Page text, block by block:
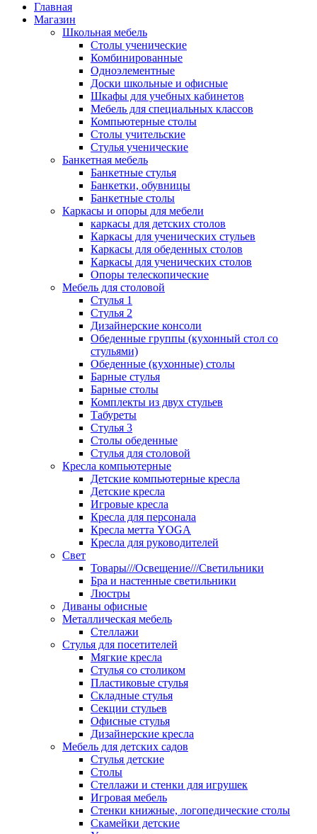
Главная
Магазин
Школьная мебель
Столы ученические
Комбинированные
Одноэлементные
Доски школьные и офисные
Шкафы для учебных кабинетов
Мебель для специальных классов
Компьютерные столы
Столы учительские
Стулья ученические
Банкетная мебель
Банкетные стулья
Банкетки, обувницы
Банкетные столы
Каркасы и опоры для мебели
каркасы для детских столов
Каркасы для ученических стульев
Каркасы для обеденных столов
Каркасы для ученических столов
Опоры телескопические
Мебель для столовой
Стулья 1
Стулья 2
Дизайнерские консоли
Обеденные группы (кухонный стол со
стульями)
Обеденные (кухонные) столы
Барные стулья
Барные столы
Комплекты из двух стульев
Табуреты
Стулья 3
Столы обеденные
Стулья для столовой
Кресла компьютерные
Детские компьютерные кресла
Детские кресла
Игровые кресла
Кресла для персонала
Кресла метта YOGA
Кресла для руководителей
Свет
Товары///Освещение///Светильники
Бра и настенные светильники
Люстры
Диваны офисные
Металлическая мебель
Стеллажи
Стулья для посетителей
Мягкие кресла
Стулья со столиком
Пластиковые стулья
Складные стулья
Секции стульев
Офисные стулья
Дизайнерские кресла
Мебель для детских садов
Стулья детские
Столы
Стеллажи и стенки для игрушек
Игровая мебель
Стенки книжные, логопедические столы
Скамейки детские